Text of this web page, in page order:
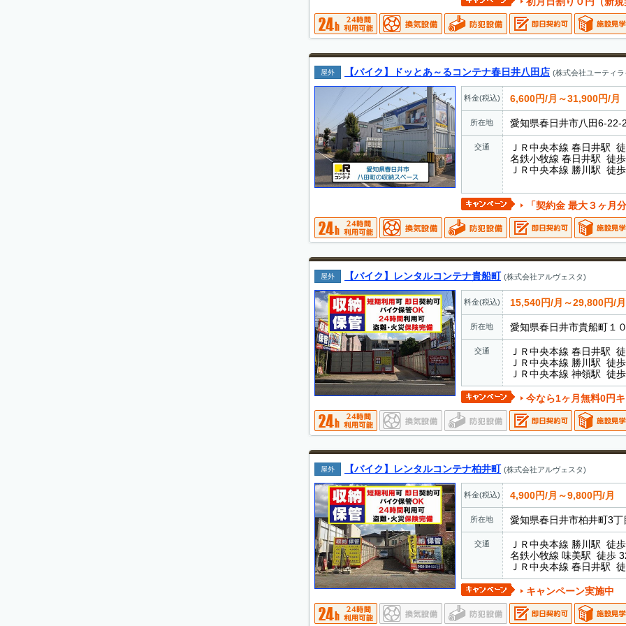
屋外 【バイク】ドッとあ～るコンテナ春日井八田店 (株式会社ユーティ
料金(税込) 6,600円/月～31,900円/月
所在地 愛知県春日井市八田6-
交通
ＪＲ中央本線 春日井駅
名鉄小牧線 春日井駅 徒
ＪＲ中央本線 勝川駅 徒
「契約金 最大３ヶ月分割引きキャンペ
屋外 【バイク】レンタルコンテナ貴船町 (株式会社アルヴェスタ)
料金(税込) 15,540円/月～29,800円/月
所在地 愛知県春日井市貴船町１
交通
ＪＲ中央本線 春日井駅
ＪＲ中央本線 勝川駅 徒
ＪＲ中央本線 神領駅 徒
今なら1ヶ月無料0円キャ
屋外 【バイク】レンタルコンテナ柏井町 (株式会社アルヴェスタ)
料金(税込) 4,900円/月～9,800円/月
所在地 愛知県春日井市柏井町3
交通
ＪＲ中央本線 勝川駅 徒
名鉄小牧線 味美駅 徒歩
ＪＲ中央本線 春日井駅
キャンペーン実施中 全現場の保証金